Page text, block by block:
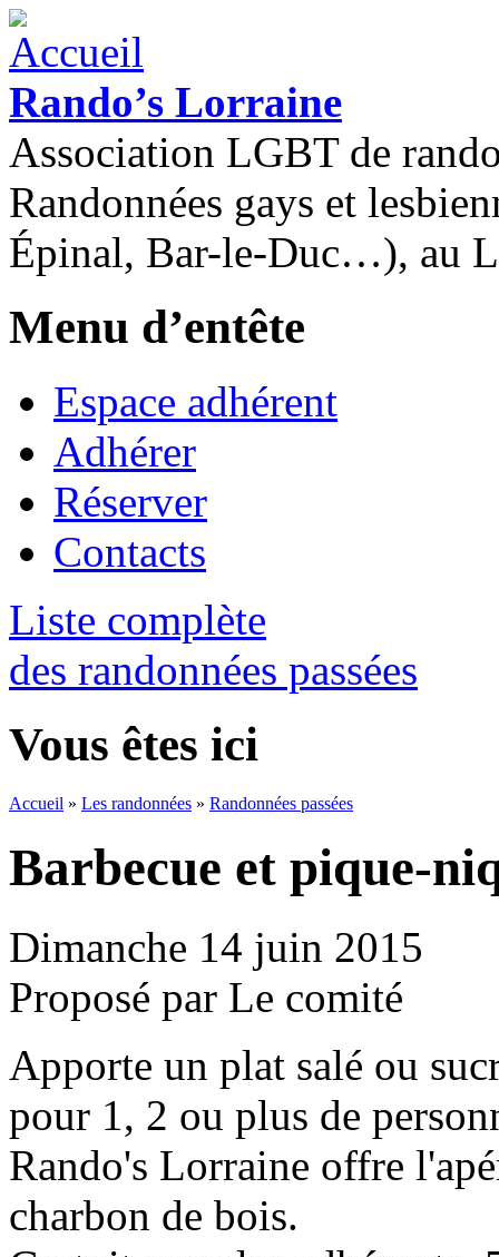
Rando’s Lorraine
Association LGBT de
Randonnées gays et
Épinal, Bar-le-Duc…), au
Menu d’entête
Espace adhérent
Adhérer
Réserver
Contacts
Liste complète
des randonnées passées
Vous êtes ici
Accueil » Les randonnées » Randonnées passées
Barbecue et pique-
Dimanche 14 juin 2015
Proposé par Le comité
Apporte un plat salé ou
pour 1, 2 ou plus de
Rando's Lorraine offre
charbon de bois.